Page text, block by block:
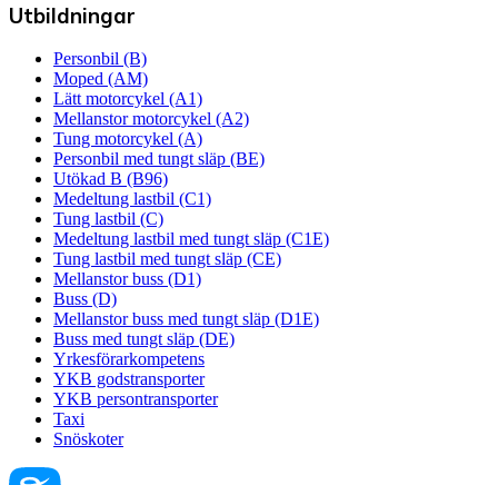
Utbildningar
Personbil (B)
Moped (AM)
Lätt motorcykel (A1)
Mellanstor motorcykel (A2)
Tung motorcykel (A)
Personbil med tungt släp (BE)
Utökad B (B96)
Medeltung lastbil (C1)
Tung lastbil (C)
Medeltung lastbil med tungt släp (C1E)
Tung lastbil med tungt släp (CE)
Mellanstor buss (D1)
Buss (D)
Mellanstor buss med tungt släp (D1E)
Buss med tungt släp (DE)
Yrkesförarkompetens
YKB godstransporter
YKB persontransporter
Taxi
Snöskoter